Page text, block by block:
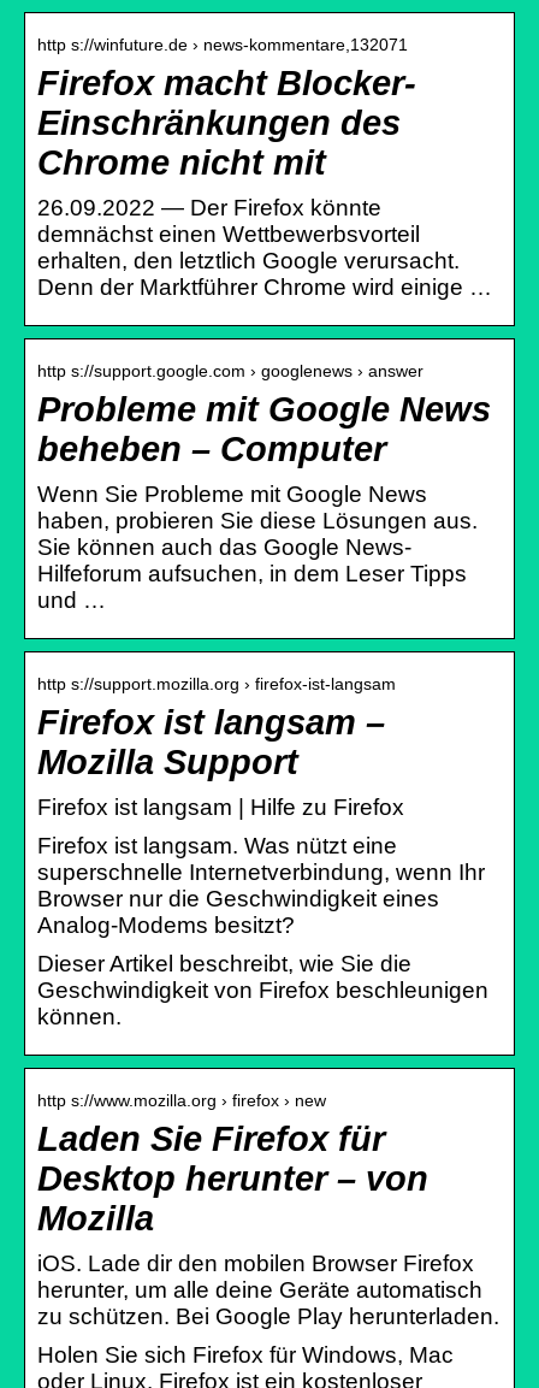
http s://winfuture.de › news-kommentare,132071
Firefox macht Blocker-
Einschränkungen des
Chrome nicht mit
26.09.2022 — Der Firefox könnte
demnächst einen Wettbewerbsvorteil
erhalten, den letztlich Google verursacht.
Denn der Marktführer Chrome wird einige …
http s://support.google.com › googlenews › answer
Probleme mit Google News
beheben – Computer
Wenn Sie Probleme mit Google News
haben, probieren Sie diese Lösungen aus.
Sie können auch das Google News-
Hilfeforum aufsuchen, in dem Leser Tipps
und …
http s://support.mozilla.org › firefox-ist-langsam
Firefox ist langsam –
Mozilla Support
Firefox ist langsam | Hilfe zu Firefox
Firefox ist langsam. Was nützt eine
superschnelle Internetverbindung, wenn Ihr
Browser nur die Geschwindigkeit eines
Analog-Modems besitzt?
Dieser Artikel beschreibt, wie Sie die
Geschwindigkeit von Firefox beschleunigen
können.
http s://www.mozilla.org › firefox › new
Laden Sie Firefox für
Desktop herunter – von
Mozilla
iOS. Lade dir den mobilen Browser Firefox
herunter, um alle deine Geräte automatisch
zu schützen. Bei Google Play herunterladen.
Holen Sie sich Firefox für Windows, Mac
oder Linux. Firefox ist ein kostenloser